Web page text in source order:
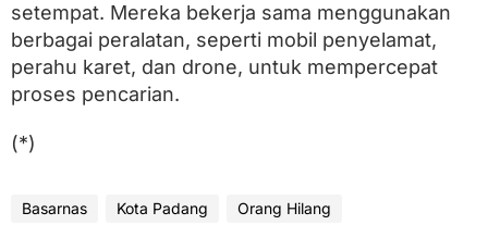
setempat. Mereka bekerja sama menggunakan
berbagai peralatan, seperti mobil penyelamat,
perahu karet, dan drone, untuk mempercepat
proses pencarian.
(*)
Basarnas Kota Padang
Orang Hilang